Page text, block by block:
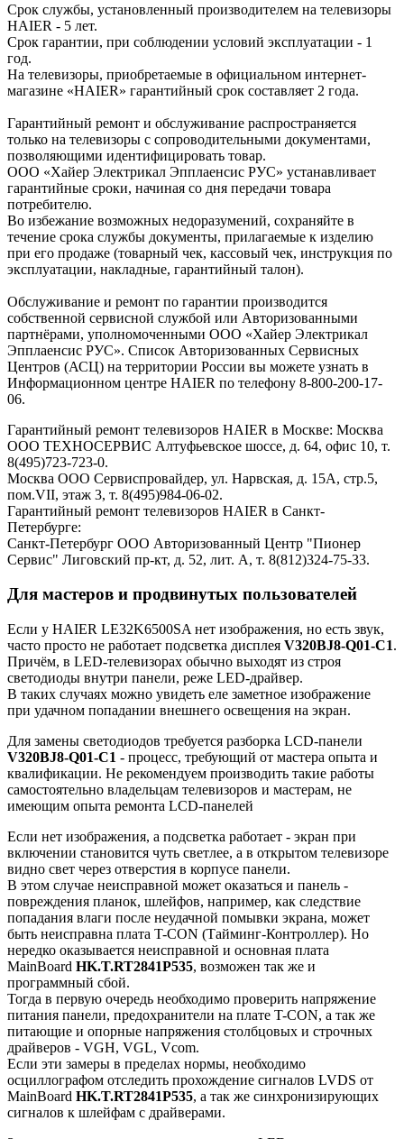
Срок службы, установленный производителем на телевизоры
HAIER - 5 лет.
Срок гарантии, при соблюдении условий эксплуатации - 1
год.
На телевизоры, приобретаемые в официальном интернет-
магазине «HAIER» гарантийный срок составляет 2 года.
Гарантийный ремонт и обслуживание распространяется
только на телевизоры с сопроводительными документами,
позволяющими идентифицировать товар.
ООО «Хайер Электрикал Эпплаенсис РУС» устанавливает
гарантийные сроки, начиная со дня передачи товара
потребителю.
Во избежание возможных недоразумений, сохраняйте в
течение срока службы документы, прилагаемые к изделию
при его продаже (товарный чек, кассовый чек, инструкция по
эксплуатации, накладные, гарантийный талон).
Обслуживание и ремонт по гарантии производится
собственной сервисной службой или Авторизованными
партнёрами, уполномоченными ООО «Хайер Электрикал
Эпплаенсис РУС». Список Авторизованных Сервисных
Центров (АСЦ) на территории России вы можете узнать в
Информационном центре HAIER по телефону 8-800-200-17-
06.
Гарантийный ремонт телевизоров HAIER в Москве: Москва
ООО ТЕХНОСЕРВИС Алтуфьевское шоссе, д. 64, офис 10, т.
8(495)723-723-0.
Москва ООО Сервиспровайдер, ул. Нарвская, д. 15А, стр.5,
пом.VII, этаж 3, т. 8(495)984-06-02.
Гарантийный ремонт телевизоров HAIER в Санкт-
Петербурге:
Санкт-Петербург ООО Авторизованный Центр "Пионер
Сервис" Лиговский пр-кт, д. 52, лит. А, т. 8(812)324-75-33.
Для мастеров и продвинутых пользователей
Если у HAIER LE32K6500SA нет изображения, но есть звук,
часто просто не работает подсветка дисплея V320BJ8-Q01-C1.
Причём, в LED-телевизорах обычно выходят из строя
светодиоды внутри панели, реже LED-драйвер.
В таких случаях можно увидеть еле заметное изображение
при удачном попадании внешнего освещения на экран.
Для замены светодиодов требуется разборка LCD-панели
V320BJ8-Q01-C1 - процесс, требующий от мастера опыта и
квалификации. Не рекомендуем производить такие работы
самостоятельно владельцам телевизоров и мастерам, не
имеющим опыта ремонта LCD-панелей
Если нет изображения, а подсветка работает - экран при
включении становится чуть светлее, а в открытом телевизоре
видно свет через отверстия в корпусе панели.
В этом случае неисправной может оказаться и панель -
повреждения планок, шлейфов, например, как следствие
попадания влаги после неудачной помывки экрана, может
быть неисправна плата T-CON (Тайминг-Контроллер). Но
нередко оказывается неисправной и основная плата
MainBoard HK.T.RT2841P535, возможен так же и
программный сбой.
Тогда в первую очередь необходимо проверить напряжение
питания панели, предохранители на плате T-CON, а так же
питающие и опорные напряжения столбцовых и строчных
драйверов - VGH, VGL, Vcom.
Если эти замеры в пределах нормы, необходимо
осциллографом отследить прохождение сигналов LVDS от
MainBoard HK.T.RT2841P535, а так же синхронизирующих
сигналов к шлейфам с драйверами.